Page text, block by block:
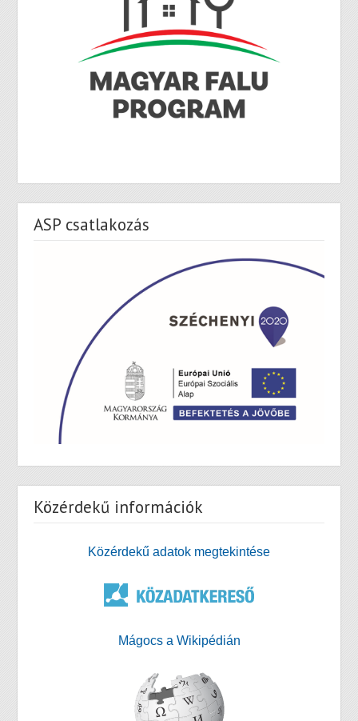
ASP csatlakozás
Közérdekű információk
Közérdekű adatok megtekintése
Mágocs a Wikipédián